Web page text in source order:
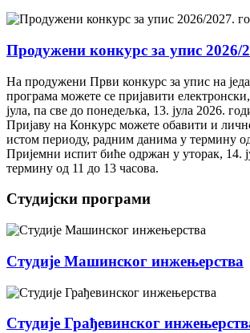
Продужени конкурс за упис 2026/
На продужени Први конкурс за упис на
програма можете се пријавити
јула, па све до понедељка, 13. јула 2026.
Пријаву на Конкурс можете обавити и
истом периоду, радним данима у термину
Пријемни испит биће одржан у уторак, 14.
термину од 11 до 13 часова.
Студијски програми
Студије Машинског инжењерства
Студије Грађевинског